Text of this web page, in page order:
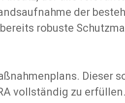
der
robuste
Dieser
vollständig zu